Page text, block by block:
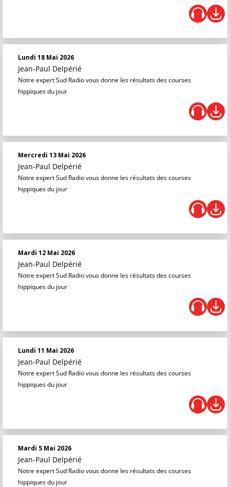
Lundi 18 Mai 2026
Jean-Paul Delpérié
Notre expert Sud Radio vous donne les résultats des courses
hippiques du jour
Mercredi 13 Mai 2026
Jean-Paul Delpérié
Notre expert Sud Radio vous donne les résultats des courses
hippiques du jour
Mardi 12 Mai 2026
Jean-Paul Delpérié
Notre expert Sud Radio vous donne les résultats des courses
hippiques du jour
Lundi 11 Mai 2026
Jean-Paul Delpérié
Notre expert Sud Radio vous donne les résultats des courses
hippiques du jour
Mardi 5 Mai 2026
Jean-Paul Delpérié
Notre expert Sud Radio vous donne les résultats des courses
hippiques du jour